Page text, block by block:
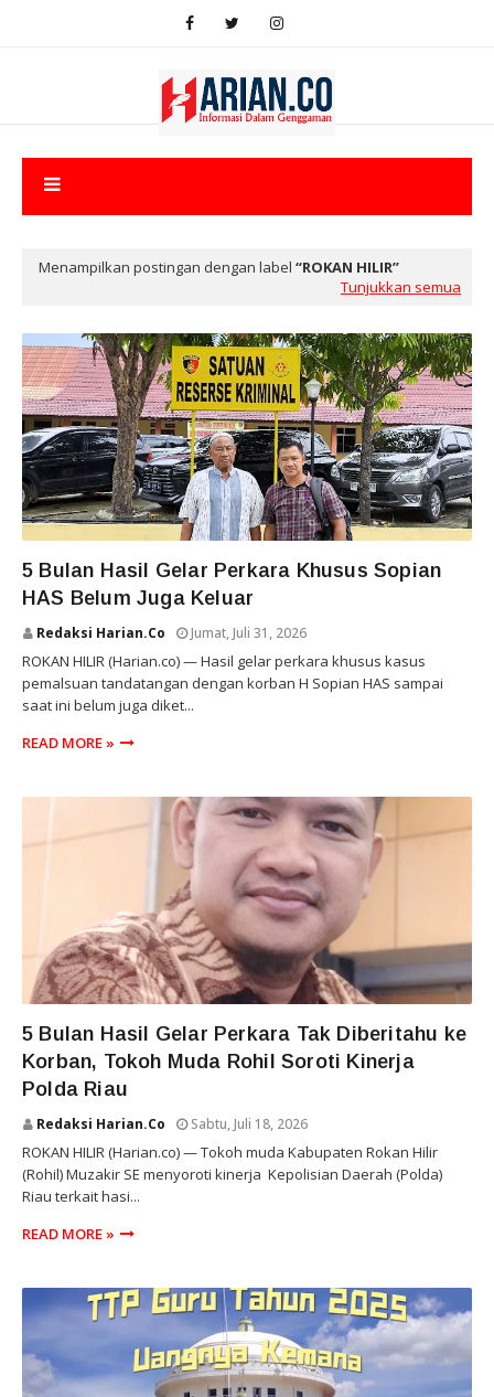
Menampilkan postingan dengan label
ROKAN HILIR
Tunjukkan semua
5 Bulan Hasil Gelar Perkara Khusus Sopian
HAS Belum Juga Keluar
Redaksi Harian.co Jumat, Juli 31, 2026
ROKAN HILIR (Harian.co) — Hasil gelar perkara khusus kasus
pemalsuan tandatangan dengan korban H Sopian HAS sampai
saat ini belum juga diket...
READ MORE »
5 Bulan Hasil Gelar Perkara Tak Diberitahu ke
Korban, Tokoh Muda Rohil Soroti Kinerja
Polda Riau
Redaksi Harian.co Sabtu, Juli 18, 2026
ROKAN HILIR (Harian.co) — Tokoh muda Kabupaten Rokan Hilir
(Rohil) Muzakir SE menyoroti kinerja Kepolisian Daerah (Polda)
Riau terkait hasi...
READ MORE »